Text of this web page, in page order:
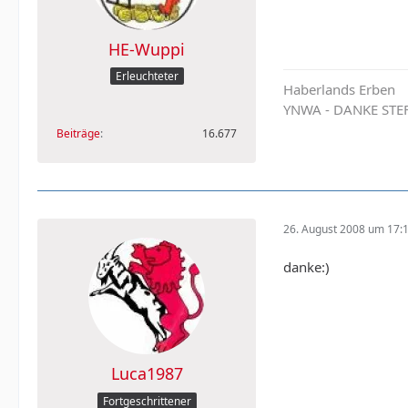
HE-Wuppi
Erleuchteter
Beiträge 16.677
Haberlands Erben
YNWA - DANKE
Luca1987
Fortgeschrittener
26. August 2008 um
danke:)